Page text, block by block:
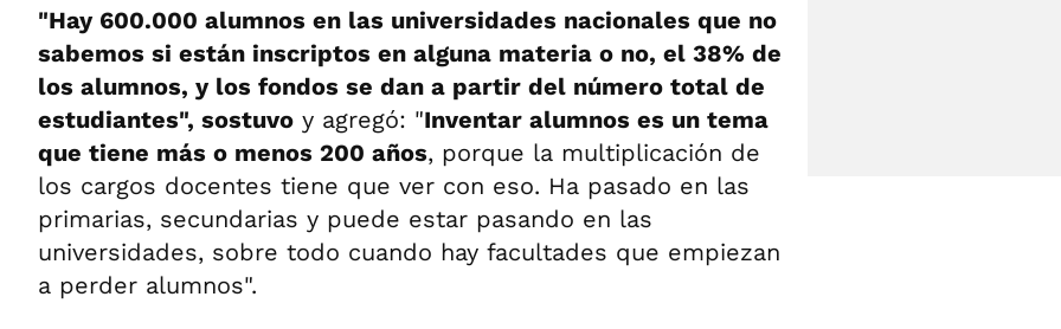
"Hay 600.000 alumnos en las universidades nacionales que no
sabemos si están inscriptos en alguna materia o no, el 38% de
los alumnos, y los fondos se dan a partir del número total de
estudiantes", sostuvo y agregó: "Inventar alumnos es un tema
que tiene más o menos 200 años, porque la multiplicación de
los cargos docentes tiene que ver con eso. Ha pasado en las
primarias, secundarias y puede estar pasando en las
universidades, sobre todo cuando hay facultades que empiezan
a perder alumnos".